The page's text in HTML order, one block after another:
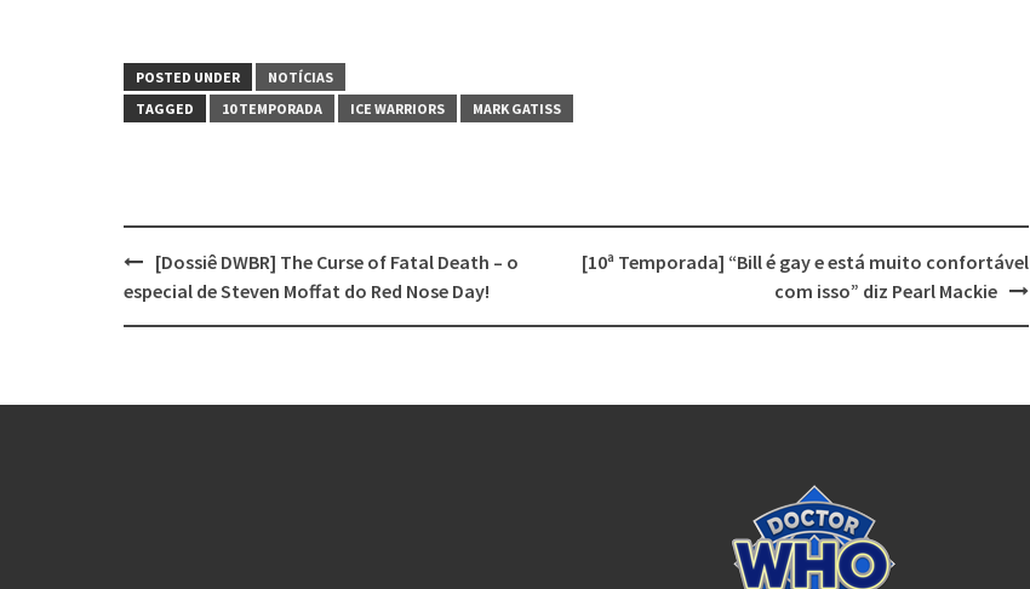
POSTED UNDER
NOTÍCIAS
TAGGED
10 TEMPORADA ICE WARRIORS MARK GATISS
Post
navigation
[Dossiê DWBR] The Curse of Fatal Death – o
especial de Steven Moffat do Red Nose Day!
[10ª Temporada] “Bill é gay e está muito confortável
com isso” diz Pearl Mackie